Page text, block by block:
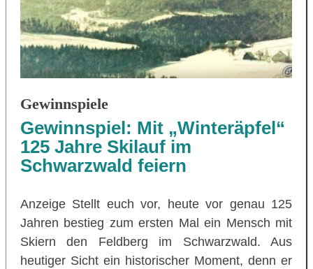
Gewinnspiele
Gewinnspiel: Mit „Winteräpfel“
125 Jahre Skilauf im
Schwarzwald feiern
Anzeige Stellt euch vor, heute vor genau 125
Jahren bestieg zum ersten Mal ein Mensch mit
Skiern den Feldberg im Schwarzwald. Aus
heutiger Sicht ein historischer Moment, denn er